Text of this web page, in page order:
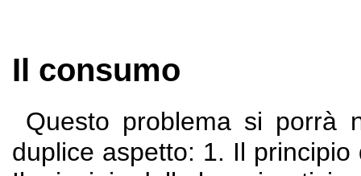
Il consumo
Questo problema si porrà
duplice aspetto: 1. Il